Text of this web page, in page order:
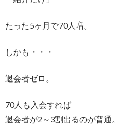
たった5ヶ月で70人増。
しかも・・・
退会者ゼロ。
70人も入会すれば
退会者が2～3割出るのが普通。